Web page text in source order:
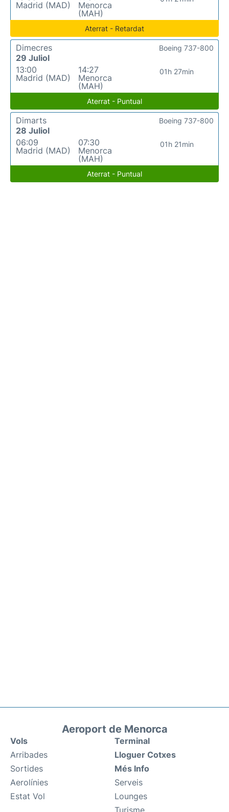
Madrid (MAD)
Menorca
(MAH)
Aterrat - Retardat
Dimecres
29 Juliol
13:00
Madrid (MAD)
14:27
Menorca
(MAH)
01h 27min
Boeing 737-800
Aterrat - Puntual
Dimarts
28 Juliol
06:09
Madrid (MAD)
07:30
Menorca
(MAH)
01h 21min
Boeing 737-800
Aterrat - Puntual
Aeroport de Menorca
Vols
Arribades
Sortides
Aerolínies
Estat Vol
Terminal
Lloguer Cotxes
Més Info
Serveis
Lounges
Turisme